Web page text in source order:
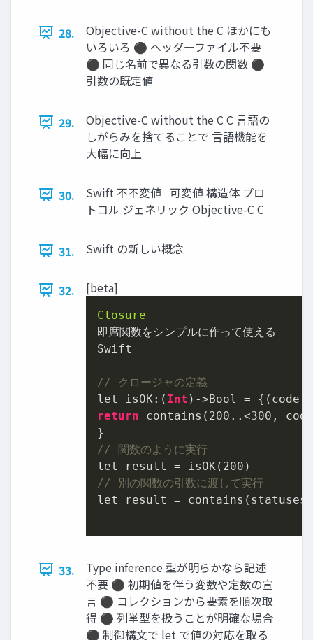
28.
Objective-C without the C ほかにも
いろいろ ⚫ ヘッダーファイル不要
⚫ 同じ名前で異なる引数の関数 ⚫
引数の既定値
29.
Objective-C without the C C 言語の
しがらみを捨てることで 言語機能を
大幅に向上
30.
Swift 不不変値 可変値 構造体 プロ
トコル ジェネリック Objective-C C
31. Swift の新しい概念
32. [beta]
Closure
即席関数をシンプルに作って使える
Swift
// クロージャの定義
let isOK:( Int )->Bool = {(code:
return contains( 200 ..<300 ,
// 関数のように実行
let result = isOK( 200
// 別の関数の引数に渡して実行
let result =
33.
Type inference 型が明らかなら記述
不要 ⚫ 初期値を伴う変数や定数の宣
言 ⚫ コレクションから要素を順次取
得 ⚫ 列挙型を扱うことが明確な場合
⚫ 制御構文で let で値の対応を取る